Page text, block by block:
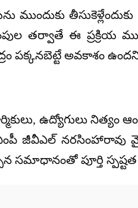
తీసుకెళ్లేందుకు
తర్వాతే ఈ ప్రక్రియ
పక్కనబెట్టే అవకాశం
ఉద్యోగులు నిత్యం
జీవీఎల్ నరసింహారావు
సమాధానంతో పూర్తి